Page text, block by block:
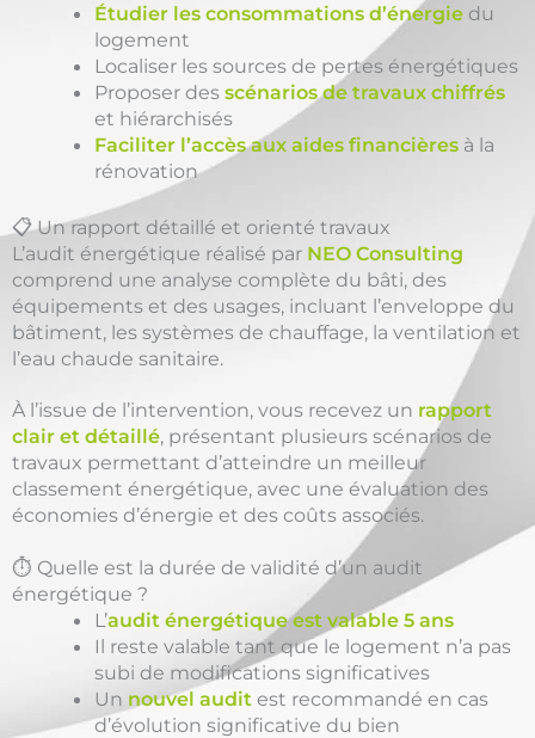
Étudier les consommations d’énergie du
logement
Localiser les sources de pertes énergétiques
Proposer desscénarios de travaux chiffrés
et hiérarchisés
Faciliter l’accès aux aides financières à la
rénovation
📋 Un rapport détaillé et orienté travaux
L’audit énergétique réalisé par NEO Consulting
comprend une analyse complète du bâti, des
équipements et des usages, incluant l’enveloppe du
bâtiment, les systèmes de chauffage, la ventilation et
l’eau chaude sanitaire.
À l’issue de l’intervention, vous recevez un rapport
clair et détaillé, présentant plusieurs scénarios de
travaux permettant d’atteindre un meilleur
classement énergétique, avec une évaluation des
économies d’énergie et des coûts associés.
⏱️ Quelle est la durée de validité d’un audit
énergétique ?
L’audit énergétique est valable 5 ans
Il reste valable tant que le logement n’a pas
subi de modifications significatives
Un nouvel audit est recommandé en cas
d’évolution significative du bien